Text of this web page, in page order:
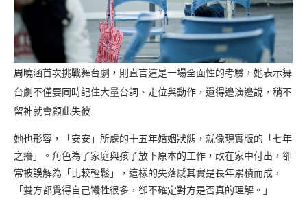
周曉涵首次挑戰舞台劇，則直言這是一場全面性的考驗，她表示舞
台劇不僅要同時記住大量台詞、走位與動作，還得邊演邊說，稍不
留神就會顧此失彼
她也形容，「安安」所處的十五年婚姻狀態，就像現實版的「七年
之癢」。角色為了家庭與孩子放下原本的工作，改在家中付出，卻
常被誤解為「比較輕鬆」，這樣的失落感其實是長年累積而成，
「雙方都覺得自己犧牲很多，卻不確定對方是否真的理解。」